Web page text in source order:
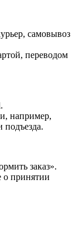
самовывоз
переводом
например,
подъезда.
заказ».
о принятии